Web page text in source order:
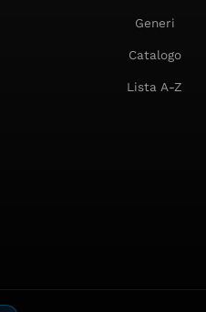
Generi
Catalogo
Lista A-Z